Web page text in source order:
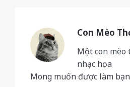
Con Mèo
Một con mèo
nhạc họa
Mong muốn được làm